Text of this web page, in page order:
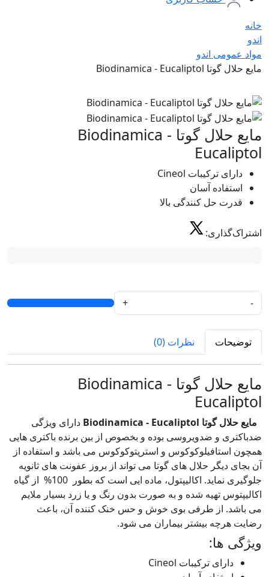
خانه
اندو
مواد عمومی اندو
مایع حلال گوتا Biodinamica - Eucaliptol
مایع حلال گوتا Biodinamica -
Eucaliptol
دارای ترکیبات Cineol
استفاده آسان
قدرت حل کنندگی بالا
اشتراک‌گذاری:
-
+
توضیحات نظرات (0)
مایع حلال گوتا Biodinamica -
Eucaliptol
مایع حلال گوتا Biodinamica - Eucaliptol
دارای ویژگی
ضدباکتری و ضدویروسی بوده و بخصوص از بین برنده باکتری هایی
همچون استافیلوکوکوس و استرپتوکوکوس می باشد و استفاده از
آن بجای دیگر حلال های گوتا می تواند از بروز عفونت های ثانویه
جلوگیری نماید. اکالیپتول، ماده ایی است که بطور 100% از گیاه
اکالیپتوس تهیه شده و به صورت بدون رنگ و یا زرد بسیار ملایم
می باشد. از طرفی بوی خوش و حس خنک کننده آن، باعث
رضایت هرچه بیشتر بیماران می شود.
ویژگی ها:
دارای ترکیبات Cineol